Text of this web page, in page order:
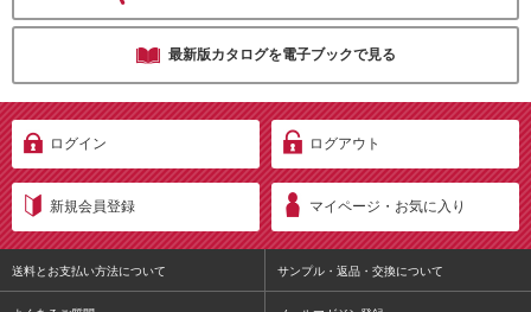
最新版カタログを電子ブックで見る
ログイン ログアウト
新規会員登録 マイページ・お気に入り
送料とお支払い方法について サンプル・返品・交換について